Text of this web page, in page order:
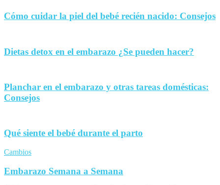
Cómo cuidar la piel del bebé recién nacido: Consejos
Dietas detox en el embarazo ¿Se pueden hacer?
Planchar en el embarazo y otras tareas domésticas:
Consejos
Qué siente el bebé durante el parto
Cambios
Embarazo Semana a Semana